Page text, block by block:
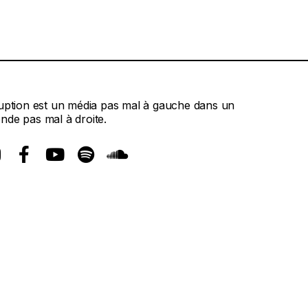
est un média pas mal à gauche dans un
pas mal à droite.